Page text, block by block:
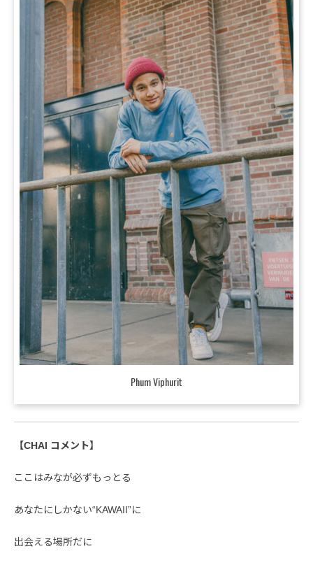
Phum Viphurit
【CHAI コメント】
ここはみなが必ずもっとる
あなたにしかない“KAWAII”に
出会える場所だに